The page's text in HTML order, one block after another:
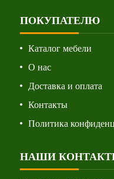
ПОКУПАТЕЛЮ
Каталог мебели
О нас
Доставка и оплата
Контакты
Политика
НАШИ